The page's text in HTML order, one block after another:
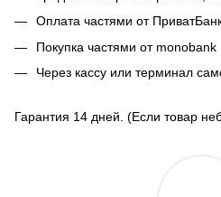
Оплата частями от
Покупка частями от monobank
Через кассу или терминал
Гарантия 14 дней. (Если товар